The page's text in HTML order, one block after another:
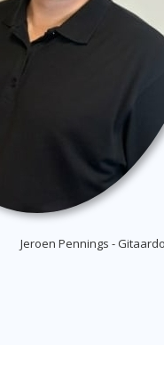
Jeroen Pennings -